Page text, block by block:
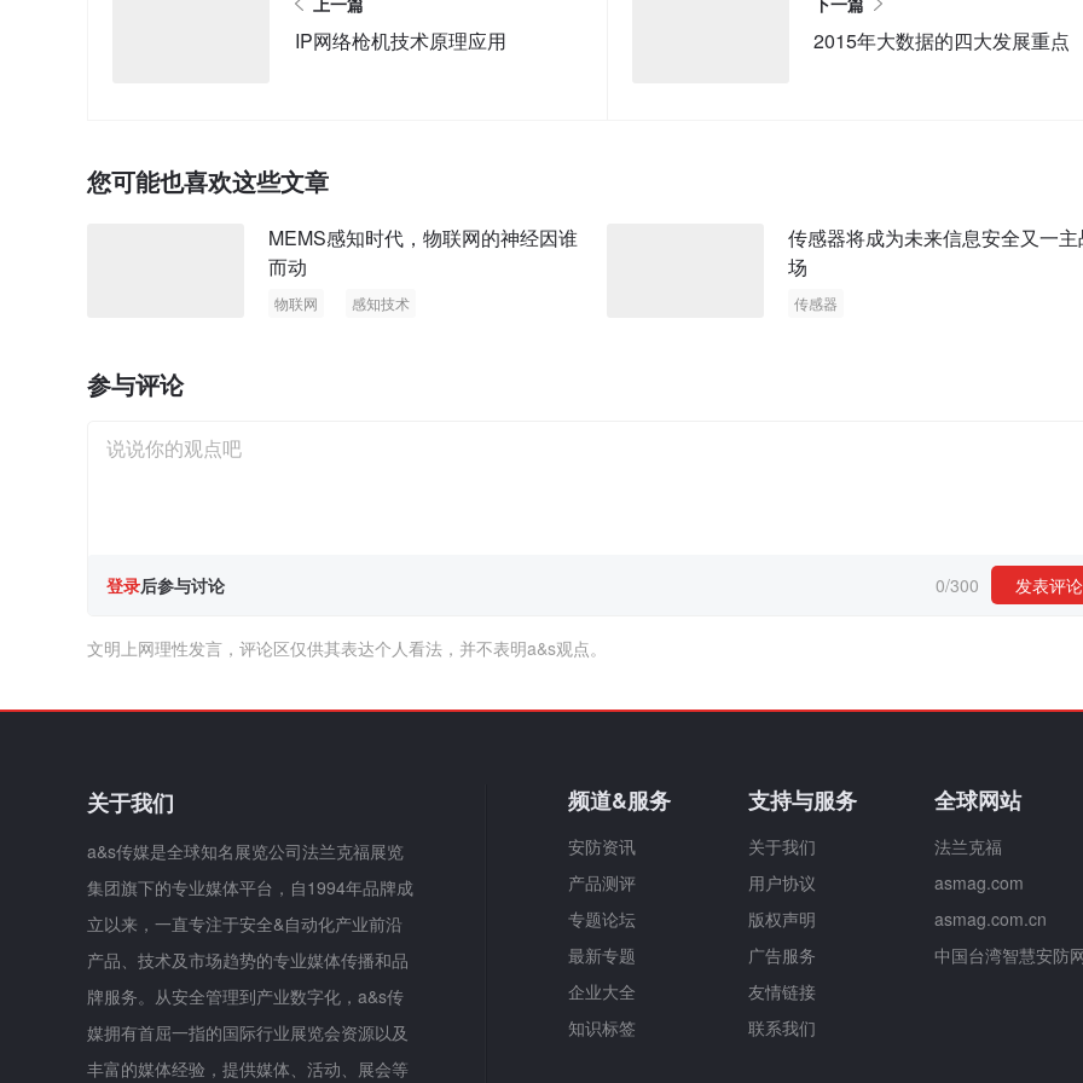
IP网络枪机技术原理应用 2015年大数据的四大发展重点
您可能也喜欢这些文章
MEMS感知时代，物联网的神经因谁
而动
物联网 感知技术
传感器将成为未来信息安全又一主
场
传感器
参与评论
登录后参与讨论 0/300 发表评论
文明上网理性发言，评论区仅供其表达个人看法，并不表明a&s观点。
关于我们
a&s传媒是全球知名展览公司法兰克福展览
集团旗下的专业媒体平台，自1994年品牌成
立以来，一直专注于安全&自动化产业前沿
产品、技术及市场趋势的专业媒体传播和品
牌服务。从安全管理到产业数字化，a&s传
媒拥有首屈一指的国际行业展览会资源以及
丰富的媒体经验，提供媒体、活动、展会等
频道&服务
安防资讯
产品测评
专题论坛
最新专题
企业大全
知识标签
支持与服务
关于我们
用户协议
版权声明
广告服务
友情链接
联系我们
全球网站
法兰克福
asmag.com
asmag.com.cn
中国台湾智慧安防